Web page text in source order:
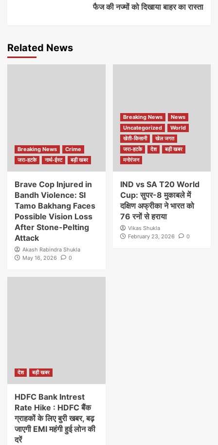
फैज की नज्मों को दिखाया बाहर का रास्ता
Related News
Breaking News
Crime
जरा-हटके
नार्थ-ईस्ट बड़ी खबर
Brave Cop Injured in
Bandh Violence: SI
Tamo Bakhang Faces
Possible Vision Loss
After Stone-Pelting
Attack
Akash Rabindra Shukla
May 16, 2026
0
Breaking News
News
Uncategorized
World
खेती-किसानी
खेल जगत
जरा-हटके
देश
बड़ी खबर
मनोरंजन
IND vs SA T20 World
Cup: सुपर-8 मुकाबले में
दक्षिण अफ्रीका ने भारत को
76 रनों से हराया
Vikas Shukla
February 23, 2026
0
देश बड़ी खबर
HDFC Bank Intrest
Rate Hike : HDFC बैंक
ग्राहकों के लिए बुरी खबर, बढ़
जाएगी EMI महंगी हुई लोन की
दरें